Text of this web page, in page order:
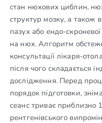
стан нюхових циблин,
структур мозку, а також
пазух або ендо-
на нюх. Алгоритм
консультації лікаря-
після чого складається
дослідження. Перед
порядок підготовки,
сеанс триває приблизно
рентгенівського